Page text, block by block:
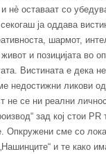
и нè оставаат со
ја оддава
шармот,
и позицијата во
Вистината е дека
недостижни ликови
не се ни реални
зад кој стои
Опкружени сме со
и те како